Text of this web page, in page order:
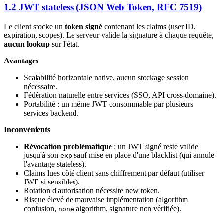
1.2 JWT stateless (JSON Web Token, RFC 7519)
Le client stocke un token signé contenant les claims (user ID,
expiration, scopes). Le serveur valide la signature à chaque requête,
aucun lookup sur l'état.
Avantages
Scalabilité horizontale native, aucun stockage session
nécessaire.
Fédération naturelle entre services (SSO, API cross-domaine).
Portabilité : un même JWT consommable par plusieurs
services backend.
Inconvénients
Révocation problématique : un JWT signé reste valide
jusqu'à son exp sauf mise en place d'une blacklist (qui annule
l'avantage stateless).
Claims lues côté client sans chiffrement par défaut (utiliser
JWE si sensibles).
Rotation d'autorisation nécessite new token.
Risque élevé de mauvaise implémentation (algorithm
confusion, none algorithm, signature non vérifiée).